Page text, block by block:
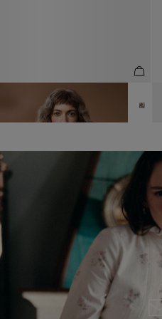
ПЛАТОК ИЗ 100% ШЁЛКА
8 990 ₽